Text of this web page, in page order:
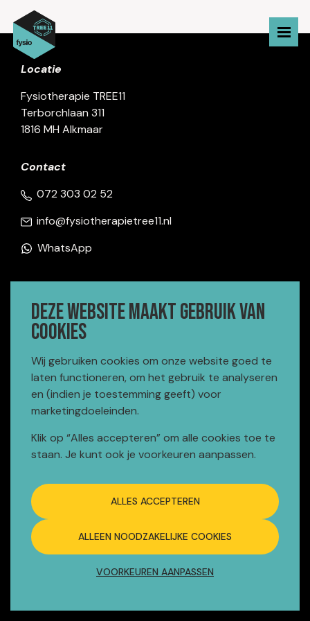
Locatie
Fysiotherapie TREE11
Terborchlaan 311
1816 MH Alkmaar
Contact
072 303 02 52
info@fysiotherapietree11.nl
WhatsApp
Openingstijden
Maandag t/m vrijdag:
07:00 - 22:00
Zaterdag:
07:00 - 16:00
Receptie dagelijks geopend vanaf
08:00
Meer informatie
Afspraak maken
Tarieven en vergoedingen
Klachten
Onze huisregels
Algemene voorwaarden
Deze website maakt gebruik van
cookies
Wij gebruiken cookies om onze website goed te
laten functioneren, om het gebruik te analyseren
en (indien je toestemming geeft) voor
marketingdoeleinden.
Klik op “Alles accepteren” om alle cookies toe te
staan. Je kunt ook je voorkeuren aanpassen.
ALLES ACCEPTEREN
ALLEEN NOODZAKELIJKE COOKIES
VOORKEUREN AANPASSEN